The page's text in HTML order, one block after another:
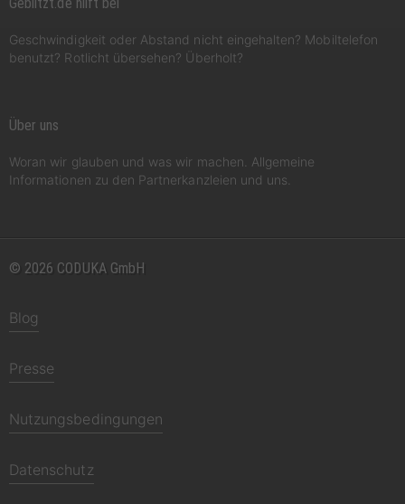
Geblitzt.de hilft bei
Geschwindigkeit oder Abstand nicht eingehalten? Mobiltelefon
benutzt? Rotlicht übersehen? Überholt?
Über uns
Woran wir glauben und was wir machen. Allgemeine
Informationen zu den Partnerkanzleien und uns.
© 2026 CODUKA GmbH
Blog
Presse
Nutzungsbedingungen
Datenschutz